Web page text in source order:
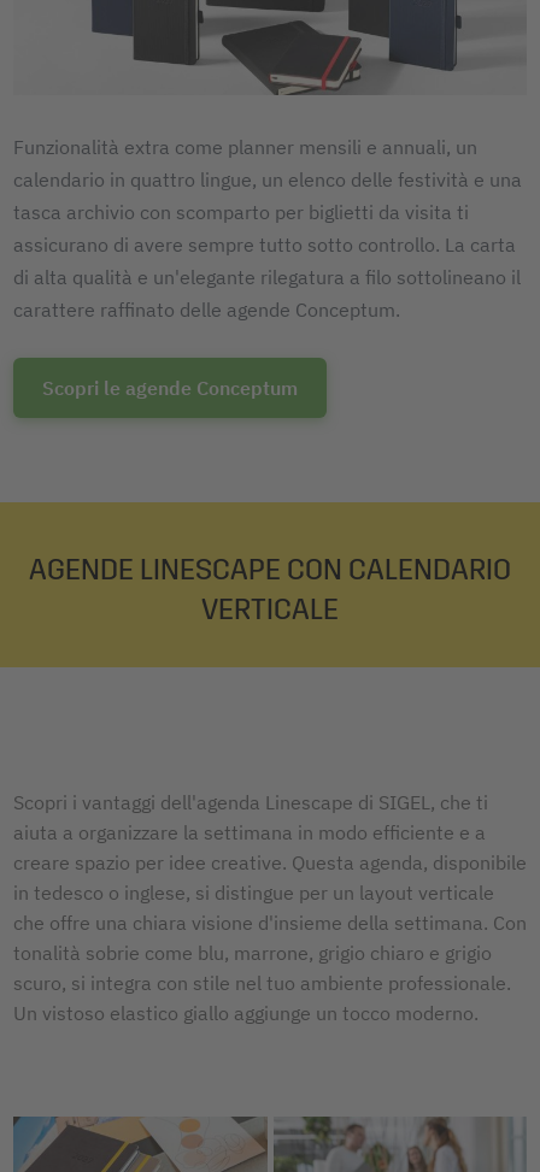
Funzionalità extra come planner mensili e annuali, un
calendario in quattro lingue, un elenco delle festività e una
tasca archivio con scomparto per biglietti da visita ti
assicurano di avere sempre tutto sotto controllo. La carta
di alta qualità e un'elegante rilegatura a filo sottolineano il
carattere raffinato delle agende Conceptum.
Scopri le agende Conceptum
AGENDE LINESCAPE CON CALENDARIO
VERTICALE
Scopri i vantaggi dell'agenda Linescape di SIGEL, che ti
aiuta a organizzare la settimana in modo efficiente e a
creare spazio per idee creative. Questa agenda, disponibile
in tedesco o inglese, si distingue per un layout verticale
che offre una chiara visione d'insieme della settimana. Con
tonalità sobrie come blu, marrone, grigio chiaro e grigio
scuro, si integra con stile nel tuo ambiente professionale.
Un vistoso elastico giallo aggiunge un tocco moderno.